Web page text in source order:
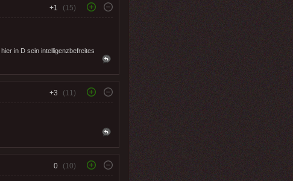
+1 (15)
in D sein intelligenzbefreites
+3 (11)
0 (10)